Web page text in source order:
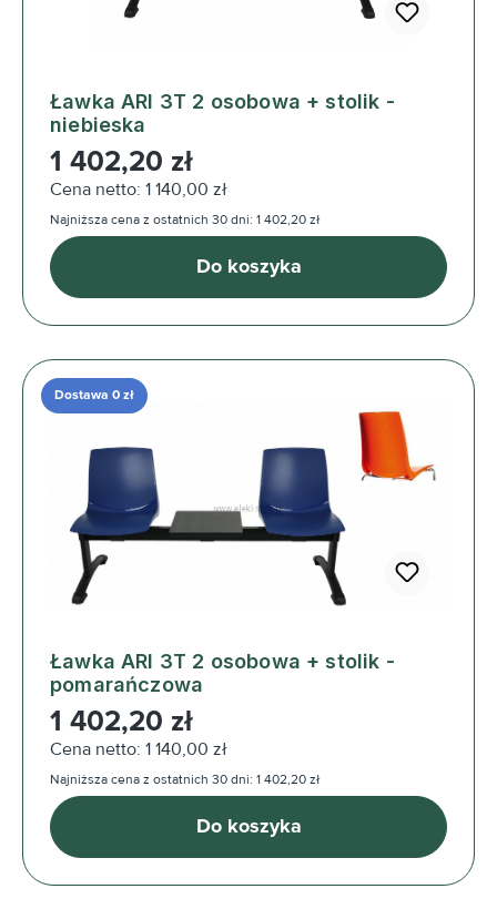
Ławka ARI 3T 2 osobowa + stolik -
niebieska
Cena regularna:
1 402,20 zł
Cena netto: 1 140,00 zł
Najniższa cena z ostatnich 30 dni: 1 402,20 zł
Do koszyka
Ławka ARI 3T 2 osobowa + stolik -
pomarańczowa
Dostawa 0 zł
Cena regularna:
1 402,20 zł
Cena netto: 1 140,00 zł
Najniższa cena z ostatnich 30 dni: 1 402,20 zł
Do koszyka